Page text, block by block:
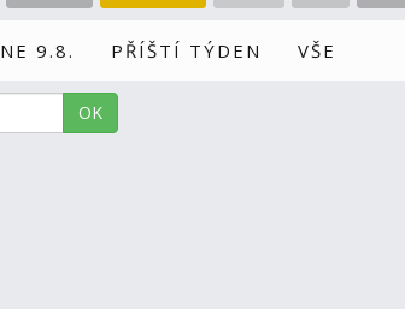
NE 9.8. PŘÍŠTÍ TÝDEN VŠE
OK